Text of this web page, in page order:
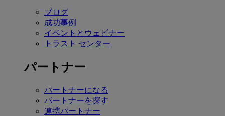
ブログ
成功事例
イベントとウェビナー
トラスト センター
パートナー
パートナーになる
パートナーを探す
連携パートナー